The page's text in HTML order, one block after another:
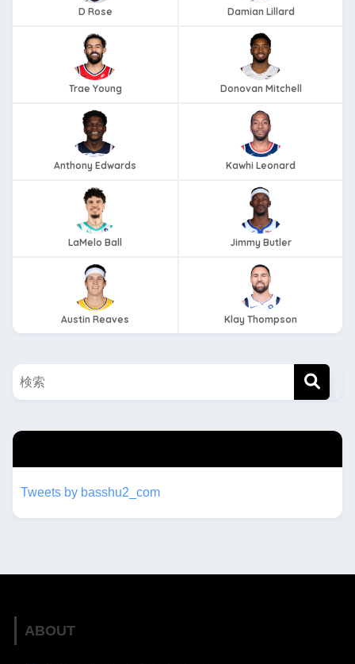
D Rose Damian Lillard
Trae Young Donovan Mitchell
Anthony Edwards Kawhi Leonard
LaMelo Ball Jimmy Butler
Austin Reaves Klay Thompson
Tweets by basshu2_com
ABOUT